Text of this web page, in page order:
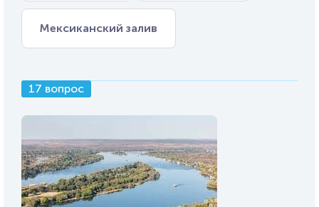
Мексиканский залив
17 вопрос